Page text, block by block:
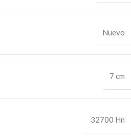
Nuevo
7 cm
32700 Hn